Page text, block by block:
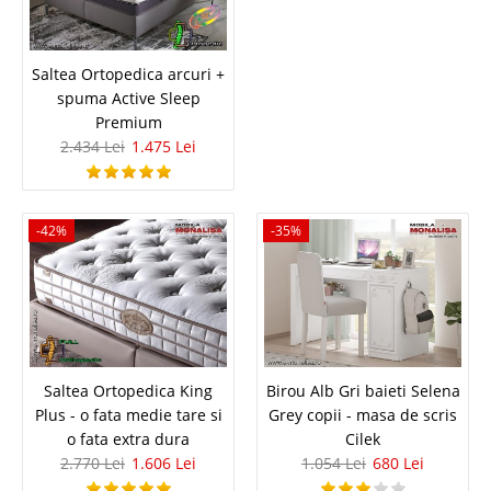
Pat masina Biturbo Red - Paturi cu
Lumini si sunete pentru copii
Pat masina pentru copii BITURBO Rosu CILEK ⭐ Paturi masinuta cu Lumini
sunete si Telecomanda Biturbo Red este un pat in forma de masina
sport care aduce un ambient fantastic in camera copilului. Patul pentru
copii Biturbo este un pat de calitate ce incorporeaza dotari uimitoare pre..
Compara
5.647 Lei
Pret Redus 3.643 Lei
In Stoc
Vezi Detalii
Saltea Ortopedica arcuri +
spuma Active Sleep
Premium
2.434 Lei 1.475 Lei
-42%
Saltea Ortopedica King
Plus - o fata medie tare si
o fata extra dura
2.770 Lei 1.606 Lei
-35%
Birou Alb Gri baieti Selena
Grey copii - masa de scris
Cilek
1.054 Lei 680 Lei